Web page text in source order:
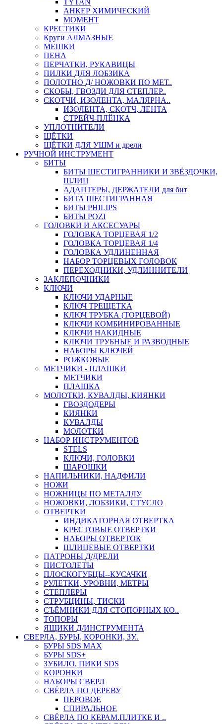
TYTAN
АНКЕР ХИМИЧЕСКИЙ
МОМЕНТ
КРЕСТИКИ
Круги АЛМАЗНЫЕ
МЕШКИ
ПЕНА
ПЕРЧАТКИ, РУКАВИЦЫ
ПИЛКИ ДЛЯ ЛОБЗИКА
ПОЛОТНО Д/ НОЖОВКИ ПО МЕТ..
СКОБЫ, ГВОЗДИ ДЛЯ СТЕПЛЕР..
СКОТЧИ, ИЗОЛЕНТА, МАЛЯРНА..
ИЗОЛЕНТА, СКОТЧ, ЛЕНТА
СТРЕЙЧ-ПЛЁНКА
УПЛОТНИТЕЛИ
ЩЁТКИ
ЩЁТКИ ДЛЯ УШМ и дрели
РУЧНОЙ ИНСТРУМЕНТ
БИТЫ
БИТЫ ШЕСТИГРАННИКИ И ЗВЁЗДОЧКИ,
ШЛИЦ
АДАПТЕРЫ, ДЕРЖАТЕЛИ для бит
БИТА ШЕСТИГРАННАЯ
БИТЫ PHILIPS
БИТЫ POZI
ГОЛОВКИ И АКСЕСУАРЫ
ГОЛОВКА ТОРЦЕВАЯ 1/2
ГОЛОВКА ТОРЦЕВАЯ 1/4
ГОЛОВКА УДЛИНЕННАЯ
НАБОР ТОРЦЕВЫХ ГОЛОВОК
ПЕРЕХОДНИКИ, УДЛИННИТЕЛИ
ЗАКЛЕПОЧНИКИ
КЛЮЧИ
КЛЮЧИ УДАРНЫЕ
КЛЮЧ ТРЕЩЕТКА
КЛЮЧ ТРУБКА (ТОРЦЕВОЙ)
КЛЮЧИ КОМБИНИРОВАННЫЕ
КЛЮЧИ НАКИДНЫЕ
КЛЮЧИ ТРУБНЫЕ И РАЗВОДНЫЕ
НАБОРЫ КЛЮЧЕЙ
РОЖКОВЫЕ
МЕТЧИКИ - ПЛАШКИ
МЕТЧИКИ
ПЛАШКА
МОЛОТКИ, КУВАЛДЫ, КИЯНКИ
ГВОЗДОДЕРЫ
КИЯНКИ
КУВАЛДЫ
МОЛОТКИ
НАБОР ИНСТРУМЕНТОВ
STELS
КЛЮЧИ, ГОЛОВКИ
ШАРОШКИ
НАПИЛЬНИКИ, НАДФИЛИ
НОЖИ
НОЖНИЦЫ ПО МЕТАЛЛУ
НОЖОВКИ, ЛОБЗИКИ, СТУСЛО
ОТВЕРТКИ
ИНДИКАТОРНАЯ ОТВЕРТКА
КРЕСТОВЫЕ ОТВЕРТКИ
НАБОРЫ ОТВЕРТОК
ШЛИЦЕВЫЕ ОТВЕРТКИ
ПАТРОНЫ Д/ДРЕЛИ
ПИСТОЛЕТЫ
ПЛОСКОГУБЦЫ--КУСАЧКИ
РУЛЕТКИ, УРОВНИ, МЕТРЫ
СТЕПЛЕРЫ
СТРУБЦИНЫ, ТИСКИ
СЪЁМНИКИ ДЛЯ СТОПОРНЫХ КО..
ТОПОРЫ
ЯЩИКИ Д/ИНСТРУМЕНТА
СВЕРЛА, БУРЫ, КОРОНКИ, ЗУ..
БУРЫ SDS MAX
БУРЫ SDS+
ЗУБИЛО, ПИКИ SDS
КОРОНКИ
НАБОРЫ СВЕРЛ
СВЁРЛА ПО ДЕРЕВУ
ПЕРОВОЕ
СПИРАЛЬНОЕ
СВЁРЛА ПО КЕРАМ.ПЛИТКЕ И ..